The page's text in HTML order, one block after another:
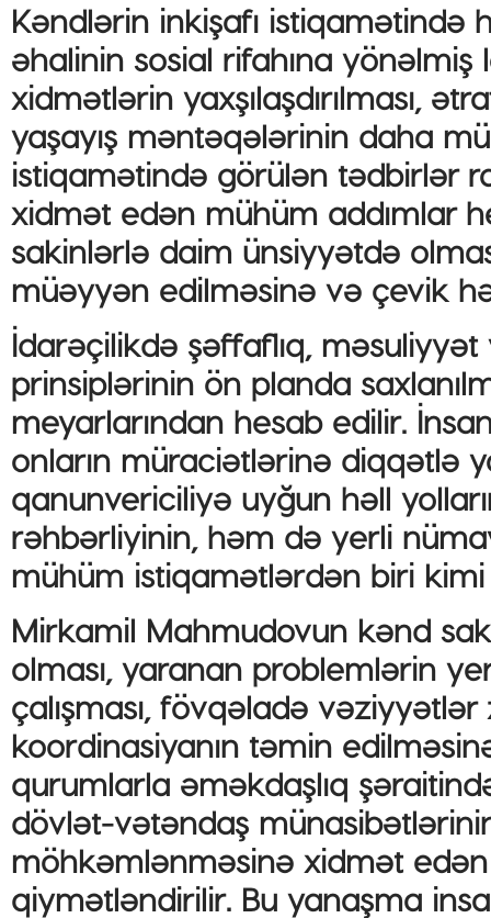
Kəndlərin inkişafı istiqamətində
əhalinin sosial rifahına
xidmətlərin yaxşılaşdırılması,
yaşayış məntəqələrinin daha
istiqamətində görülən tədbirlər
xidmət edən mühüm addımlar
sakinlərlə daim ünsiyyətdə
müəyyən edilməsinə və çevik
İdarəçilikdə şəffaflıq,
prinsiplərinin ön planda
meyarlarından hesab edilir.
onların müraciətlərinə diqqətlə
qanunvericiliyə uyğun həll
rəhbərliyinin, həm də yerli
mühüm istiqamətlərdən biri
Mirkamil Mahmudovun kənd
olması, yaranan problemlərin
çalışması, fövqəladə
koordinasiyanın təmin
qurumlarla əməkdaşlıq
dövlət-vətəndaş
möhkəmlənməsinə xidmət
qiymətləndirilir. Bu yanaşma